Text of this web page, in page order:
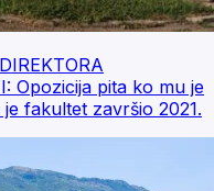
Opozicija pita ko mu je
fakultet završio 2021.